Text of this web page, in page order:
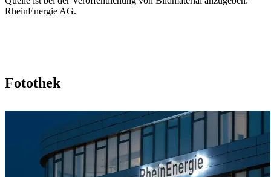
RheinEnergie AG.
Fotothek